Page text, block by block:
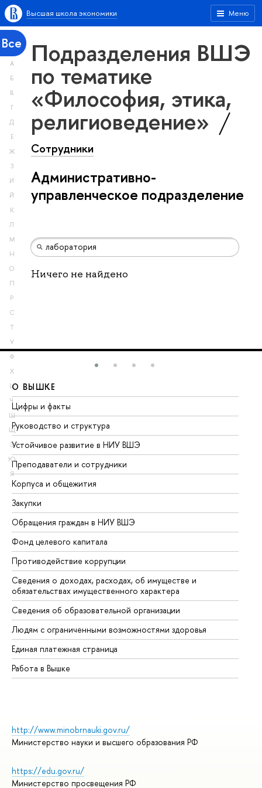
Меню
Высшая школа экономики
Все
А
Б
В
Г
Д
Е
Ж
З
И
Й
К
Л
М
Н
О
П
Р
С
Т
У
Ф
Х
Ц
Ч
Ш
Щ
Э
Ю
Я
Подразделения ВШЭ
по тематике
«Философия, этика,
религиоведение»
Сотрудники
Административно-
управленческое подразделение
Ничего не найдено
О ВЫШКЕ
Цифры и факты
Руководство и структура
Устойчивое развитие в НИУ ВШЭ
Преподаватели и сотрудники
Корпуса и общежития
Закупки
Обращения граждан в НИУ ВШЭ
Фонд целевого капитала
Противодействие коррупции
Сведения о доходах, расходах, об имуществе и
обязательствах имущественного характера
Сведения об образовательной организации
Людям с ограниченными возможностями здоровья
Единая платежная страница
Работа в Вышке
http://www.minobrnauki.gov.ru/
Министерство науки и высшего образования РФ
https://edu.gov.ru/
Министерство просвещения РФ